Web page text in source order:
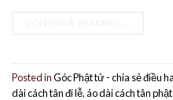
Posted inGóc Phật tử - chia sẻ điều
dài cách tân đi lễ,áo dài cách tân